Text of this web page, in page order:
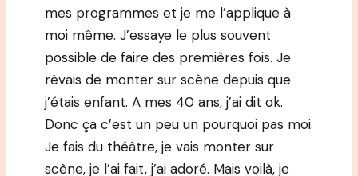
mes programmes et je me l’applique à
moi même. J’essaye le plus souvent
possible de faire des premières fois. Je
rêvais de monter sur scène depuis que
j’étais enfant. A mes 40 ans, j’ai dit ok.
Donc ça c’est un peu un pourquoi pas moi.
Je fais du théâtre, je vais monter sur
scène, je l’ai fait, j’ai adoré. Mais voilà, je